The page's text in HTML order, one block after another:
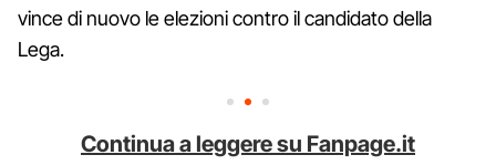
vince di nuovo le elezioni contro il candidato della
Lega.
Continua a leggere su Fanpage.it